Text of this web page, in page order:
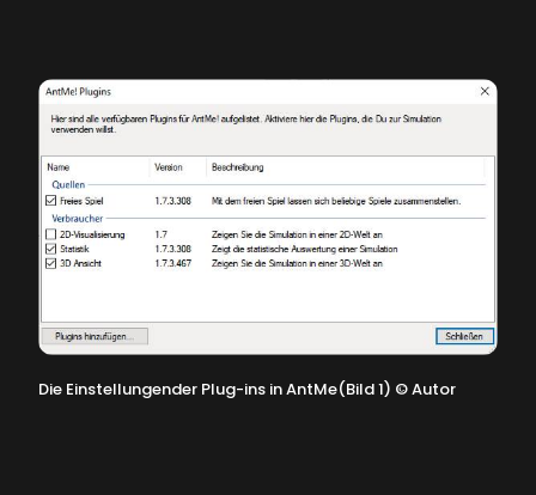
Die Einstellungender Plug-ins in AntMe(Bild 1) ©Autor